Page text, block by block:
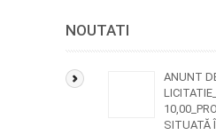
NOUTATI
ANUNT
SITUATĂ